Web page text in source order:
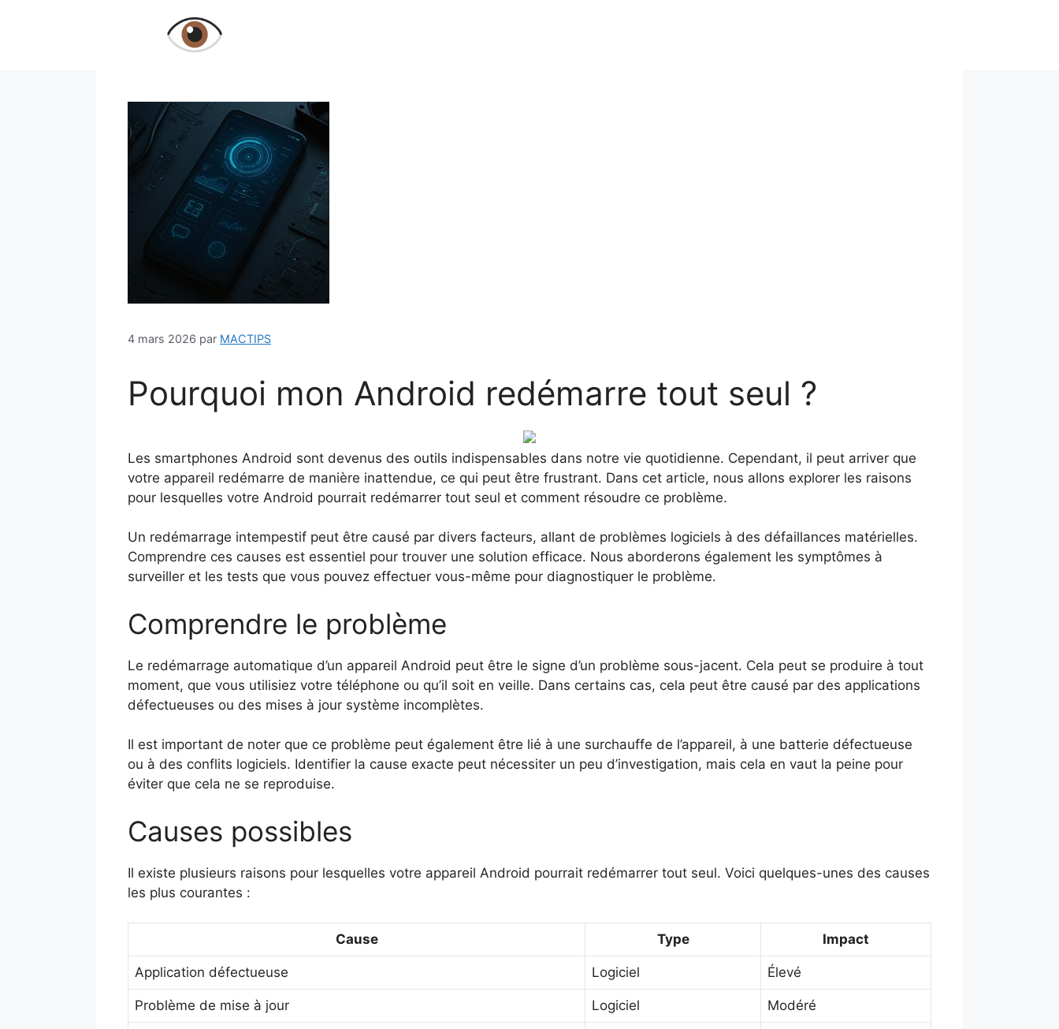
4 mars 2026 par MACTIPS
Pourquoi mon Android redémarre tout seul ?
Les smartphones Android sont devenus des outils indispensables dans notre vie quotidienne. Cependant, il peut arriver que
votre appareil redémarre de manière inattendue, ce qui peut être frustrant. Dans cet article, nous allons explorer les raisons
pour lesquelles votre Android pourrait redémarrer tout seul et comment résoudre ce problème.
Un redémarrage intempestif peut être causé par divers facteurs, allant de problèmes logiciels à des défaillances matérielles.
Comprendre ces causes est essentiel pour trouver une solution efficace. Nous aborderons également les symptômes à
surveiller et les tests que vous pouvez effectuer vous-même pour diagnostiquer le problème.
Comprendre le problème
Le redémarrage automatique d’un appareil Android peut être le signe d’un problème sous-jacent. Cela peut se produire à tout
moment, que vous utilisiez votre téléphone ou qu’il soit en veille. Dans certains cas, cela peut être causé par des applications
défectueuses ou des mises à jour système incomplètes.
Il est important de noter que ce problème peut également être lié à une surchauffe de l’appareil, à une batterie défectueuse
ou à des conflits logiciels. Identifier la cause exacte peut nécessiter un peu d’investigation, mais cela en vaut la peine pour
éviter que cela ne se reproduise.
Causes possibles
Il existe plusieurs raisons pour lesquelles votre appareil Android pourrait redémarrer tout seul. Voici quelques-unes des causes
les plus courantes :
Cause Type Impact
Application défectueuse Logiciel Élevé
Problème de mise à jour Logiciel Modéré